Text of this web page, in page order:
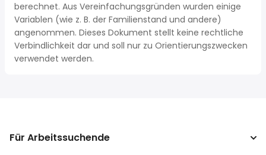
berechnet. Aus Vereinfachungsgründen wurden einige
Variablen (wie z. B. der Familienstand und andere)
angenommen. Dieses Dokument stellt keine rechtliche
Verbindlichkeit dar und soll nur zu Orientierungszwecken
verwendet werden.
Für Arbeitssuchende